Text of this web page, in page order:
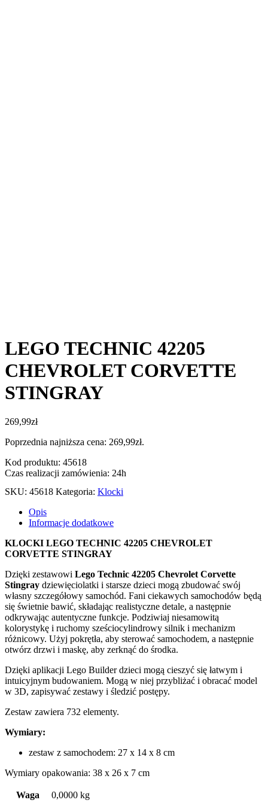
LEGO TECHNIC 42205
CHEVROLET CORVETTE
STINGRAY
269,99zł
Poprzednia najniższa cena: 269,99zł.
Kod produktu: 45618
Czas realizacji zamówienia: 24h
SKU: 45618 Kategoria: Klocki
Opis
Informacje dodatkowe
KLOCKI LEGO TECHNIC 42205 CHEVROLET
CORVETTE STINGRAY
Dzięki zestawowi Lego Technic 42205 Chevrolet Corvette
Stingray dziewięciolatki i starsze dzieci mogą zbudować swój
własny szczegółowy samochód. Fani ciekawych samochodów będą
się świetnie bawić, składając realistyczne detale, a następnie
odkrywając autentyczne funkcje. Podziwiaj niesamowitą
kolorystykę i ruchomy sześciocylindrowy silnik i mechanizm
różnicowy. Użyj pokrętła, aby sterować samochodem, a następnie
otwórz drzwi i maskę, aby zerknąć do środka.
Dzięki aplikacji Lego Builder dzieci mogą cieszyć się łatwym i
intuicyjnym budowaniem. Mogą w niej przybliżać i obracać model
w 3D, zapisywać zestawy i śledzić postępy.
Zestaw zawiera 732 elementy.
Wymiary:
zestaw z samochodem: 27 x 14 x 8 cm
Wymiary opakowania: 38 x 26 x 7 cm
Waga 0,0000 kg